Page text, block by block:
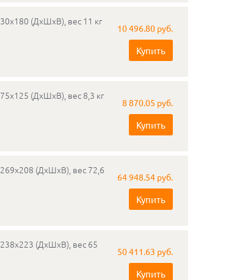
(ДхШхВ), вес 11 кг
10 496.80 руб.
Купить
(ДхШхВ), вес 8,3 кг
8 870.05 руб.
Купить
(ДхШхВ), вес 72,6
64 948.54 руб.
Купить
(ДхШхВ), вес 65
50 411.63 руб.
Купить